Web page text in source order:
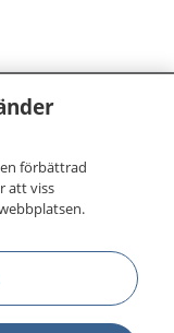
och vård
om
kan kontakta.
dina
för
förbättrad
att viss